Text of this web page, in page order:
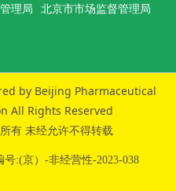
理局 北京市市场监督管理局
by Beijing Pharmaceutical
All Rights Reserved
有 未经允许不得转载
:(京）-非经营性-2023-038